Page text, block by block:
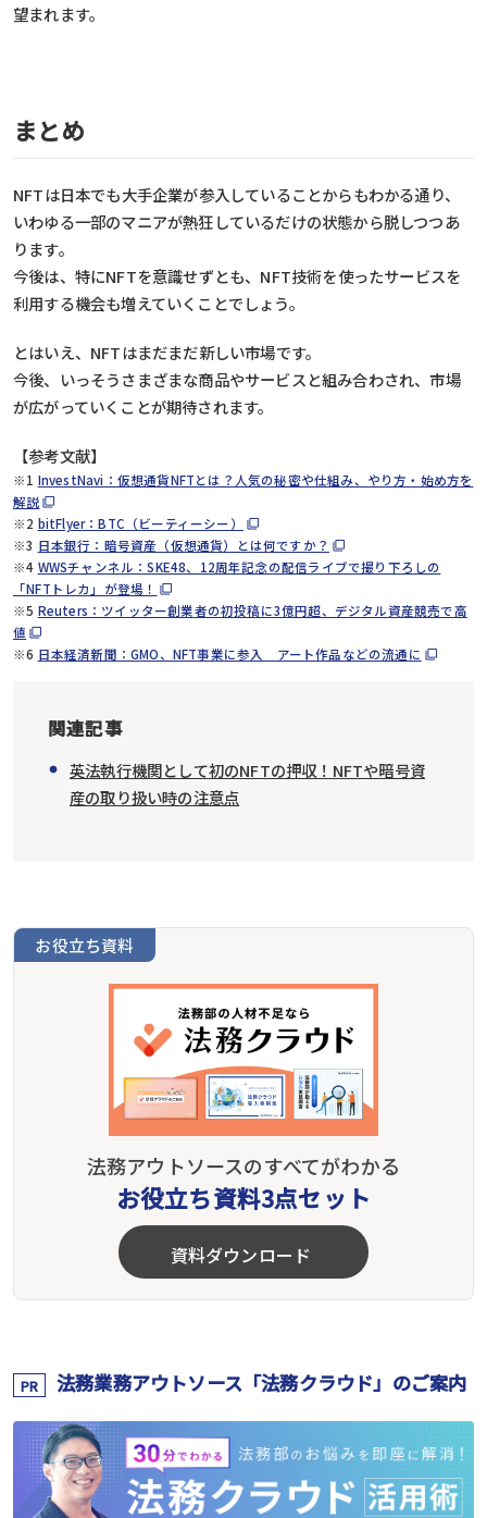
望まれます。
まとめ
NFTは日本でも大手企業が参入していることからもわかる通り、
いわゆる一部のマニアが熱狂しているだけの状態から脱しつつあ
ります。
今後は、特にNFTを意識せずとも、NFT技術を使ったサービスを
利用する機会も増えていくことでしょう。
とはいえ、NFTはまだまだ新しい市場です。
今後、いっそうさまざまな商品やサービスと組み合わされ、市場
が広がっていくことが期待されます。
【参考文献】
※1 InvestNavi：仮想通貨NFTとは？人気の秘密や仕組み、やり方・始め方を
解説
※2 bitFlyer：BTC（ビーティーシー）
※3 日本銀行：暗号資産（仮想通貨）とは何ですか？
※4 WWSチャンネル：SKE48、12周年記念の配信ライブで撮り下ろしの
「NFTトレカ」が登場！
※5 Reuters：ツイッター創業者の初投稿に3億円超、デジタル資産競売で高
値
※6 日本経済新聞：GMO、NFT事業に参入 アート作品などの流通に
関連記事
英法執行機関として初のNFTの押収！NFTや暗号資
産の取り扱い時の注意点
お役立ち資料
法務アウトソースのすべてがわかる
お役立ち資料3点セット
資料ダウンロード
PR 法務業務アウトソース「法務クラウド」のご案内